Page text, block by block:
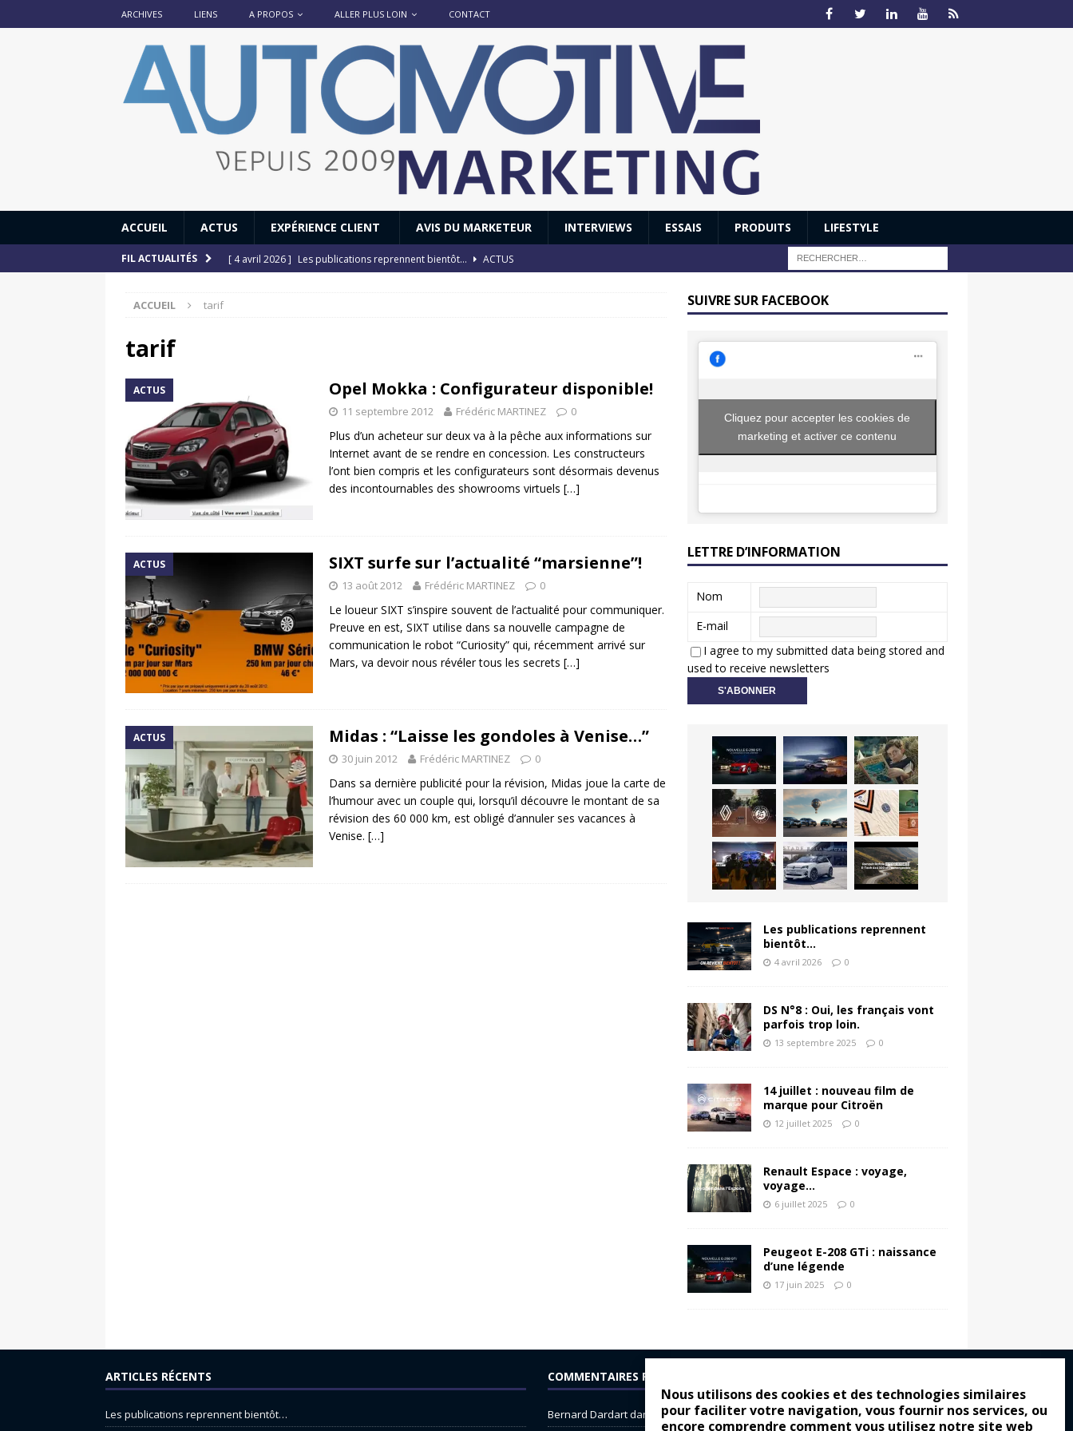
Nous utilisons des cookies et des technologies similaires
pour faciliter votre navigation, vous fournir nos services, ou
encore comprendre comment vous utilisez notre site web
ARCHIVES LIENS A PROPOS ALLER PLUS LOIN CONTACT
ACCUEIL ACTUS EXPÉRIENCE CLIENT AVIS DU MARKETEUR INTERVIEWS ESSAIS PRODUITS LIFESTYLE
FIL ACTUALITÉS [ 4 avril 2026 ] Les publications reprennent bientôt…
ACTUS
[ 11 avril 2020 ]
#StayHome : Honda dévoile un spot publicitaire… confiné! ACTUS
ACCUEIL tarif
tarif
ACTUS Opel Mokka : Configurateur disponible!
11 septembre 2012 Frédéric MARTINEZ 0
Plus d’un acheteur sur deux va à la pêche aux informations sur
Internet avant de se rendre en concession. Les constructeurs
l’ont bien compris et les configurateurs sont désormais devenus
des incontournables des showrooms virtuels […]
ACTUS SIXT surfe sur l’actualité “marsienne”!
13 août 2012 Frédéric MARTINEZ 0
Le loueur SIXT s’inspire souvent de l’actualité pour communiquer.
Preuve en est, SIXT utilise dans sa nouvelle campagne de
communication le robot “Curiosity” qui, récemment arrivé sur
Mars, va devoir nous révéler tous les secrets […]
ACTUS Midas : “Laisse les gondoles à Venise…”
30 juin 2012 Frédéric MARTINEZ 0
Dans sa dernière publicité pour la révision, Midas joue la carte de
l’humour avec un couple qui, lorsqu’il découvre le montant de sa
révision des 60 000 km, est obligé d’annuler ses vacances à
Venise. […]
SUIVRE SUR FACEBOOK
Cliquez pour accepter les cookies de
marketing et activer ce contenu
LETTRE D’INFORMATION
Nom
E-mail
I agree to my submitted data being stored and
used to receive newsletters
Les publications reprennent
bientôt…
4 avril 2026 0
DS N°8 : Oui, les français vont
parfois trop loin.
13 septembre 2025 0
14 juillet : nouveau film de
marque pour Citroën
12 juillet 2025 0
Renault Espace : voyage,
voyage…
6 juillet 2025 0
Peugeot E-208 GTi : naissance
d’une légende
17 juin 2025 0
ARTICLES RÉCENTS
Les publications reprennent bientôt…
COMMENTAIRES RÉCENTS
Bernard Dardartdans Dacia Sandero : pour les gens vrais